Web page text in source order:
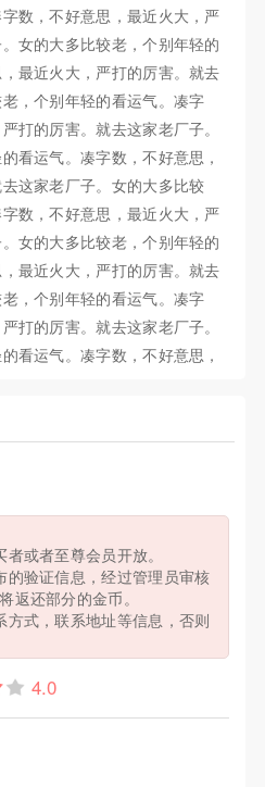
数，不好意思，最近火大，严
女的大多比较老，个别年轻的
最近火大，严打的厉害。就去
，个别年轻的看运气。凑字
打的厉害。就去这家老厂子。
看运气。凑字数，不好意思，
这家老厂子。女的大多比较
数，不好意思，最近火大，严
女的大多比较老，个别年轻的
最近火大，严打的厉害。就去
，个别年轻的看运气。凑字
打的厉害。就去这家老厂子。
看运气。凑字数，不好意思，
或者至尊会员开放。
的验证信息，经过管理员审核
返还部分的金币。
式，联系地址等信息，否则